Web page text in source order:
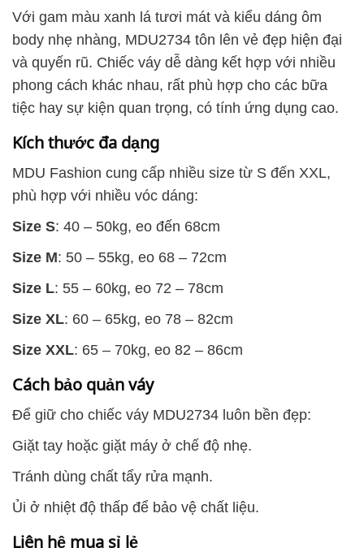
Với gam màu xanh lá tươi mát và kiểu dáng ôm
body nhẹ nhàng, MDU2734 tôn lên vẻ đẹp hiện đại
và quyến rũ. Chiếc váy dễ dàng kết hợp với nhiều
phong cách khác nhau, rất phù hợp cho các bữa
tiệc hay sự kiện quan trọng, có tính ứng dụng cao.
Kích thước đa dạng
MDU Fashion cung cấp nhiều size từ S đến XXL,
phù hợp với nhiều vóc dáng:
Size S: 40 – 50kg, eo đến 68cm
Size M: 50 – 55kg, eo 68 – 72cm
Size L: 55 – 60kg, eo 72 – 78cm
Size XL: 60 – 65kg, eo 78 – 82cm
Size XXL: 65 – 70kg, eo 82 – 86cm
Cách bảo quản váy
Để giữ cho chiếc váy MDU2734 luôn bền đẹp:
Giặt tay hoặc giặt máy ở chế độ nhẹ.
Tránh dùng chất tẩy rửa mạnh.
Ủi ở nhiệt độ thấp để bảo vệ chất liệu.
Liên hệ mua sỉ lẻ